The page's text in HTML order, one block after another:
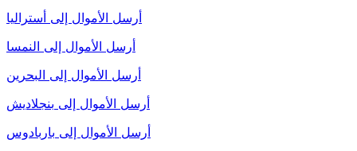
أرسل الأموال إلى أستراليا
أرسل الأموال إلى النمسا
أرسل الأموال إلى البحرين
أرسل الأموال إلى بنجلاديش
أرسل الأموال إلى باربادوس